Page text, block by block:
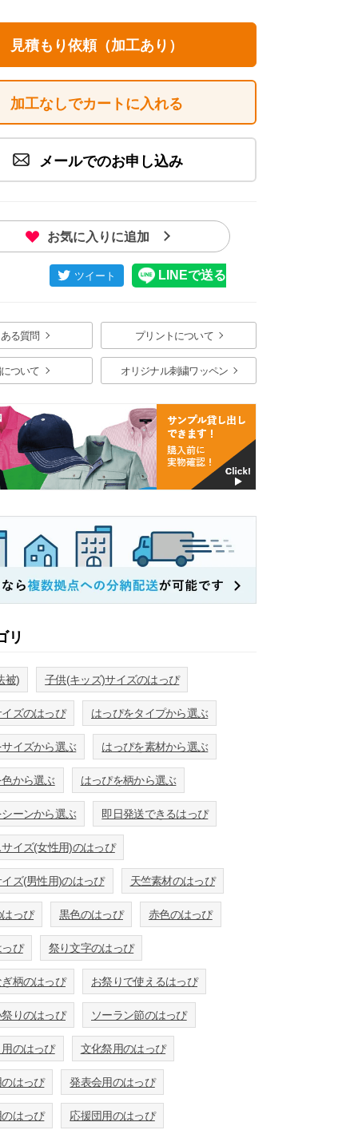
見積もり依頼（加工あり）
加工なしでカートに入れる
メールでのお申し込み
お気に入りに追加
る質問 プリントについて
ついて オリジナル刺繍ワッペン
リ
被) 子供(キッズ)サイズのはっぴ
ズのはっぴ はっぴをタイプから選ぶ
イズから選ぶ はっぴを素材から選ぶ
から選ぶ はっぴを柄から選ぶ
ーンから選ぶ 即日発送できるはっぴ
サイズ(女性用)のはっぴ
イズ(男性用)のはっぴ 天竺素材のはっぴ
っぴ 黒色のはっぴ 赤色のはっぴ
ぴ 祭り文字のはっぴ
柄のはっぴ お祭りで使えるはっぴ
りのはっぴ ソーラン節のはっぴ
のはっぴ 文化祭用のはっぴ
はっぴ 発表会用のはっぴ
はっぴ 応援団用のはっぴ